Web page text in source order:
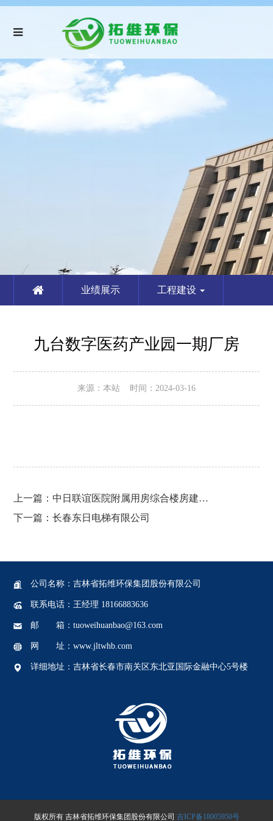
业绩展示 工程建设
九台数字医药产业园一期厂房
来源：本站 时间：2024-03-16
上一篇： 中日联谊医院附属用房综合楼房建工程
下一篇：长春东日电梯有限公司
公司名称：吉林省拓维环保集团股份有限公司
联系电话：王经理 18166883636
邮 箱：tuoweihuanbao@163.com
网 址：www.jltwhb.com
详细地址：吉林省长春市南关区东北亚国际金融中心5号楼
版权所有 吉林省拓维环保集团股份有限公司 吉ICP备18005950号